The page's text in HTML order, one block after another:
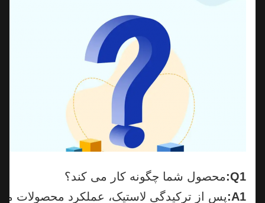
محصول شما چگونه کار می کند؟
پس از ترکیدگی لاستیک، عملکرد محصولات ما